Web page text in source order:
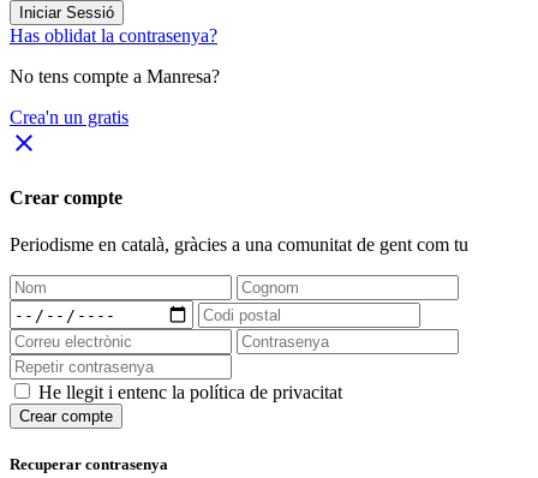
Iniciar Sessió
Has oblidat la contrasenya?
No tens compte a Manresa?
Crea'n un gratis
close
Crear compte
Periodisme en català, gràcies a una comunitat de gent com tu
He llegit i entenc la política de privacitat
Crear compte
Recuperar contrasenya